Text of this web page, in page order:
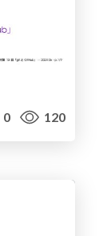
0 120